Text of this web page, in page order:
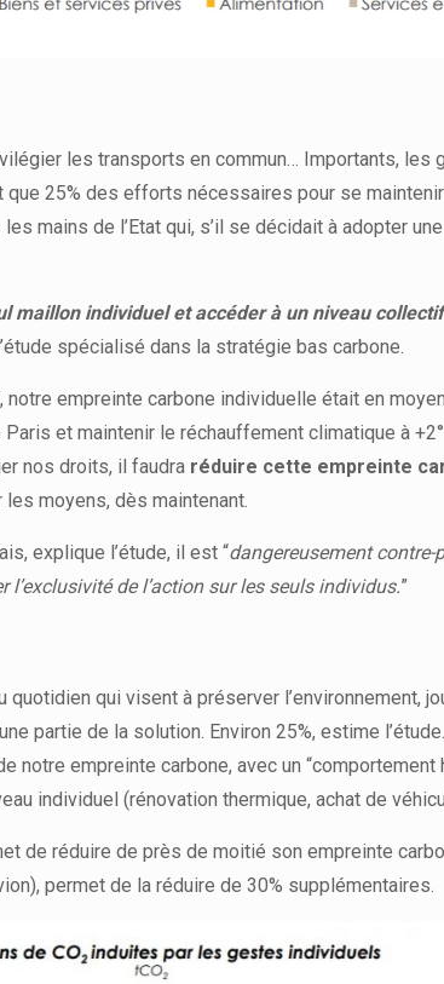
les transports en commun… Importants, les
que 25% des efforts nécessaires pour se
mains de l’Etat qui, s’il se décidait à adopter
maillon individuel et accéder à un niveau
spécialisé dans la stratégie bas carbone.
empreinte carbone individuelle était en
et maintenir le réchauffement climatique à
nos droits, il faudra réduire cette empreinte
moyens, dès maintenant.
explique l’étude, il est “dangereusement
de l’action sur les seuls individus.”
qui visent à préserver l’environnement,
partie de la solution. Environ 25%, estime l’étude.
notre empreinte carbone, avec un “comportement
individuel (rénovation thermique, achat de
de réduire de près de moitié son empreinte
permet de la réduire de 30% supplémentaires.